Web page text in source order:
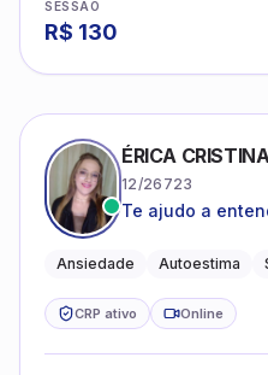
SESSÃO
R$ 130
ÉRICA
12/26723
Te ajudo a
que você está
Ansiedade Autoestima
CRP ativo Online